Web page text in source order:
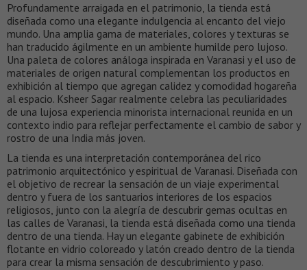
Profundamente arraigada en el patrimonio, la tienda está
diseñada como una elegante indulgencia al encanto del viejo
mundo. Una amplia gama de materiales, colores y texturas se
han traducido ágilmente en un ambiente humilde pero lujoso.
Una paleta de colores análoga inspirada en Varanasi y el uso de
materiales de origen natural complementan los productos en
exhibición al tiempo que agregan calidez y comodidad hogareña
al espacio. Ksheer Sagar realmente celebra las peculiaridades
de una lujosa experiencia minorista internacional reunida en un
contexto indio para reflejar perfectamente el cambio de sabor y
rostro de una India más joven.
La tienda es una interpretación contemporánea del rico
patrimonio arquitectónico y espiritual de Varanasi. Diseñada con
el objetivo de recrear la sensación de un viaje experimental
dentro y fuera de los santuarios interiores de los espacios
religiosos, junto con la alegría de descubrir gemas ocultas en
las calles de Varanasi, la tienda está diseñada como una tienda
dentro de una tienda. Hay un elegante gabinete de exhibición
flotante en vidrio coloreado y latón creado dentro de la tienda
para crear la misma sensación de descubrimiento y paso.